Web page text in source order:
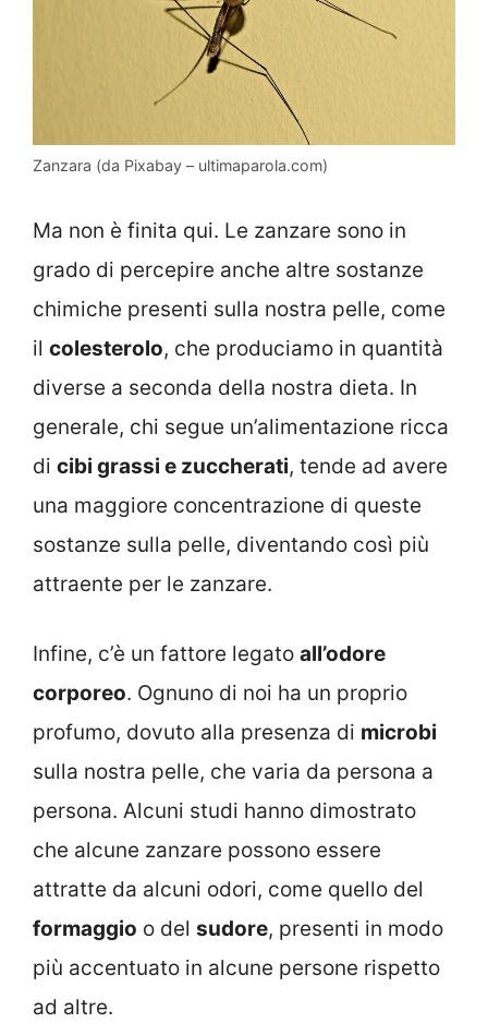
Zanzara (da Pixabay – ultimaparola.com)
Ma non è finita qui. Le zanzare sono in
grado di percepire anche altre sostanze
chimiche presenti sulla nostra pelle, come
il colesterolo, che produciamo in quantità
diverse a seconda della nostra dieta. In
generale, chi segue un’alimentazione ricca
di cibi grassi e zuccherati, tende ad avere
una maggiore concentrazione di queste
sostanze sulla pelle, diventando così più
attraente per le zanzare.
Infine, c’è un fattore legato all’odore
corporeo. Ognuno di noi ha un proprio
profumo, dovuto alla presenza di microbi
sulla nostra pelle, che varia da persona a
persona. Alcuni studi hanno dimostrato
che alcune zanzare possono essere
attratte da alcuni odori, come quello del
formaggio o del sudore, presenti in modo
più accentuato in alcune persone rispetto
ad altre.